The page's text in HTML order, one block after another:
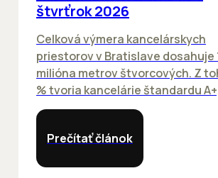
štvrťrok 2026
Celková výmera kancelárskych
priestorov v Bratislave dosahuje
milióna metrov štvorcových. Z
% tvoria kancelárie štandardu
Prečítať článok